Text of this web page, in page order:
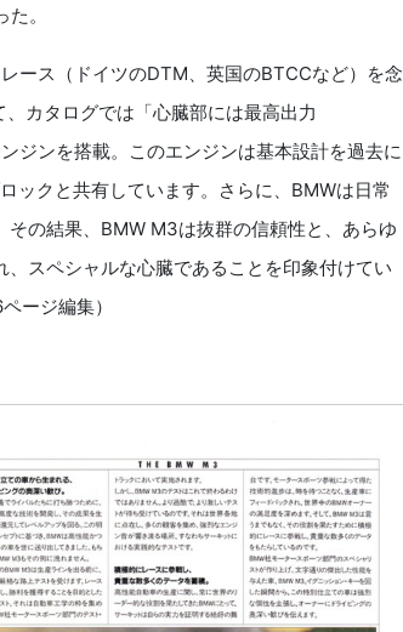
。
ース（ドイツのDTM、英国のBTCCなど）を念
カタログでは「心臓部には最高出力
ンを搭載。このエンジンは基本設計を過去に
ックと共有しています。さらに、BMWは日常
の結果、BMW M3は抜群の信頼性と、あらゆ
スペシャルな心臓であることを印象付けてい
ージ編集）